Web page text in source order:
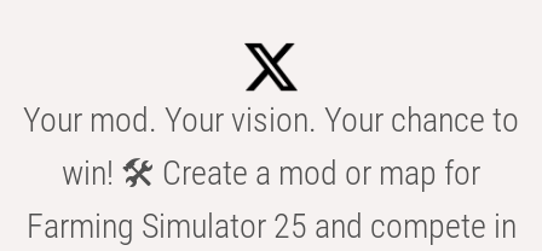
Your mod. Your vision. Your chance to
win! 🛠️ Create a mod or map for
Farming Simulator 25 and compete in